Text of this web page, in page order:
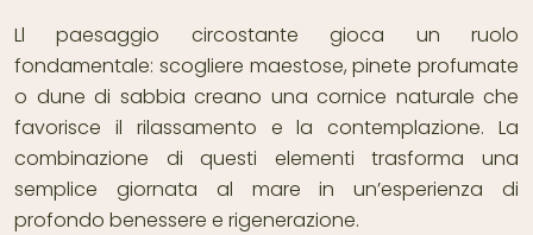
Ll paesaggio circostante gioca un ruolo
fondamentale: scogliere maestose, pinete profumate
o dune di sabbia creano una cornice naturale che
favorisce il rilassamento e la contemplazione. La
combinazione di questi elementi trasforma una
semplice giornata al mare in un’esperienza di
profondo benessere e rigenerazione.